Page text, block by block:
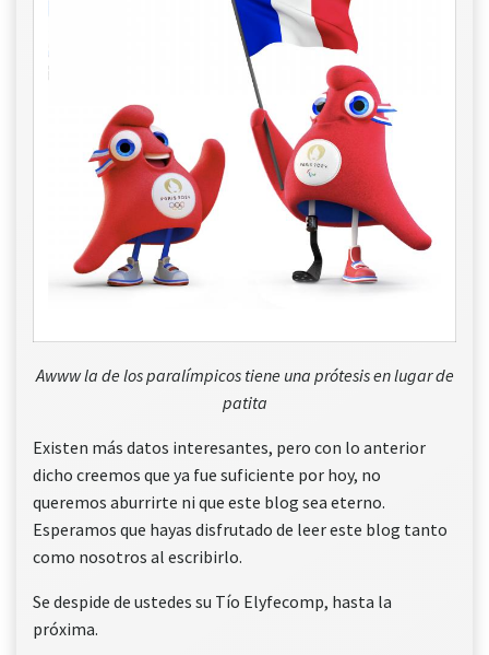
Awww la de los paralímpicos tiene una prótesis en lugar de
patita
Existen más datos interesantes, pero con lo anterior
dicho creemos que ya fue suficiente por hoy, no
queremos aburrirte ni que este blog sea eterno.
Esperamos que hayas disfrutado de leer este blog tanto
como nosotros al escribirlo.
Se despide de ustedes su Tío Elyfecomp, hasta la
próxima.